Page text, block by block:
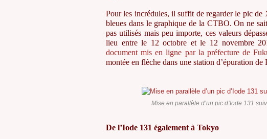
Pour les incrédules, il suffit de regarder le pic de
bleues dans le graphique de la CTBO. On ne
pas utilisés mais peu importe, ces valeurs
lieu entre le 12 octobre et le 12 novembre
document mis en ligne par la préfecture de
montée en flèche dans une station d’épuration de
Mise en parallèle d’un pic d’Iode 131
De l’Iode 131 également à Tokyo